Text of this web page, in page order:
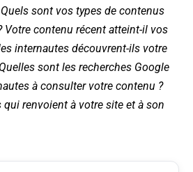
sont vos types de contenus
Votre contenu récent atteint-il vos
internautes découvrent-ils votre
sont les recherches Google
à consulter votre contenu ?
renvoient à votre site et à son